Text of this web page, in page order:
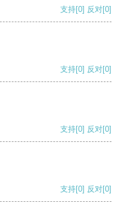
支持[0] 反对[0]
支持[0] 反对[0]
支持[0] 反对[0]
支持[0] 反对[0]